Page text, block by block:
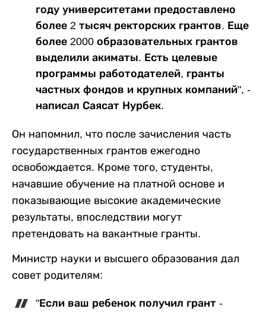
году университетами предоставлено
более 2 тысяч ректорских грантов. Еще
более 2000 образовательных грантов
выделили акиматы. Есть целевые
программы работодателей, гранты
частных фондов и крупных компаний", -
написал Саясат Нурбек.
Он напомнил, что после зачисления часть
государственных грантов ежегодно
освобождается. Кроме того, студенты,
начавшие обучение на платной основе и
показывающие высокие академические
результаты, впоследствии могут
претендовать на вакантные гранты.
Министр науки и высшего образования дал
совет родителям:
"Если ваш ребенок получил грант -